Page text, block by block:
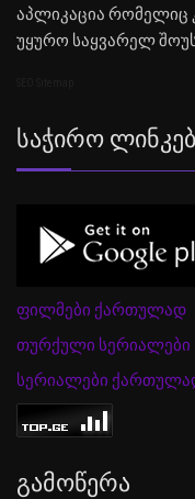
აპლიკაცია
უყურო საყვარელ
Საჭირო
ფილმები ქართულად
თურქული სერიალები
სერიალები
Გამოწერა